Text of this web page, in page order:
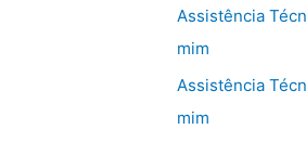
Assistência
mim
Assistência
mim